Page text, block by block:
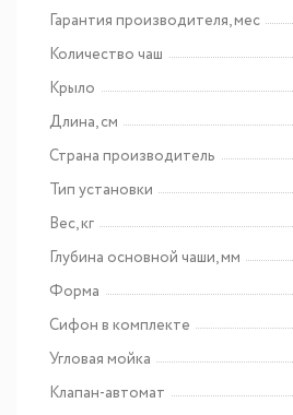
Гарантия производителя, мес
Количество чаш
Крыло
Длина, см
Страна производитель
Тип установки
Вес, кг
Глубина основной чаши, мм
Форма
Сифон в комплекте
Угловая мойка
Клапан-автомат